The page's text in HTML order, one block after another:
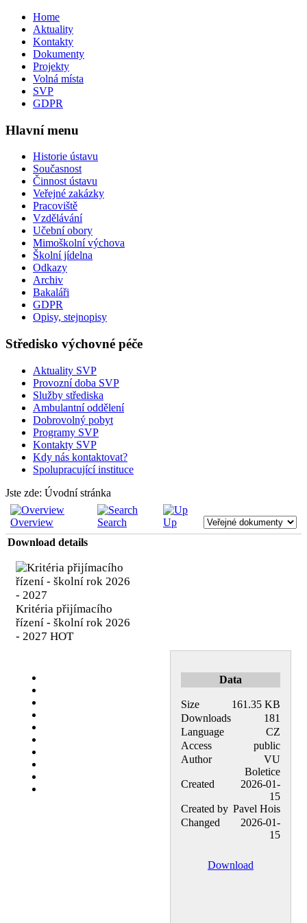
Home
Aktuality
Kontakty
Dokumenty
Projekty
Volná místa
SVP
GDPR
Hlavní menu
Historie ústavu
Současnost
Činnost ústavu
Veřejné zakázky
Pracoviště
Vzdělávání
Učební obory
Mimoškolní výchova
Školní jídelna
Odkazy
Archiv
Bakaláři
GDPR
Opisy, stejnopisy
Středisko výchovné péče
Aktuality SVP
Provozní doba SVP
Služby střediska
Ambulantní oddělení
Dobrovolný pobyt
Programy SVP
Kontakty SVP
Kdy nás kontaktovat?
Spolupracující instituce
Jste zde: Úvodní stránka
Overview Search
Up
Download details
Kritéria přijímacího
řízení - školní rok 2026
- 2027 HOT
Data
Size
161.35 KB
Downloads
181
Language
CZ
Access
public
Author
VU
Boletice
Created
2026-01-
15
Created by Pavel Hois
Changed
2026-01-
15
Download